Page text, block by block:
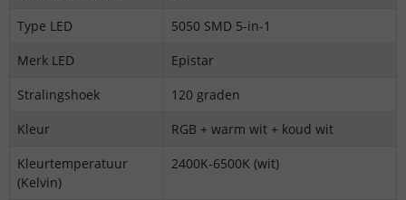
Type LED
5050 SMD 5-in-1
Merk LED
Epistar
Stralingshoek
120 graden
Kleur
RGB + warm wit + koud wit
Kleurtemperatuur
(Kelvin)
2400K-6500K (wit)